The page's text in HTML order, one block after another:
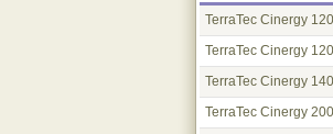
TerraTec Cinergy
TerraTec Cinergy
TerraTec Cinergy
TerraTec Cinergy